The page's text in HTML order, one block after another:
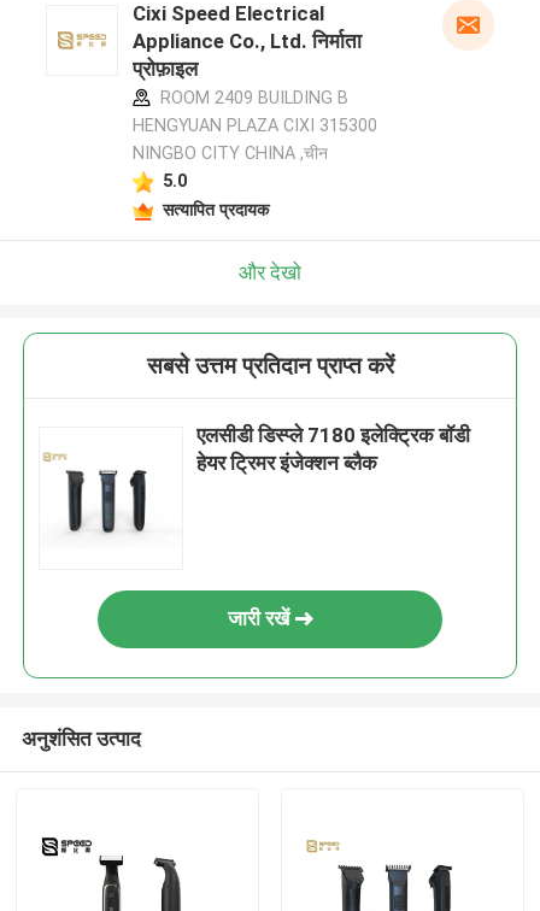
Cixi Speed Electrical
Appliance Co., Ltd. निर्माता
प्रोफ़ाइल
ROOM 2409 BUILDING B
HENGYUAN PLAZA CIXI 315300
NINGBO CITY CHINA ,चीन
5.0
सत्यापित प्रदायक
और देखो
सबसे उत्तम प्रतिदान प्राप्त करें
एलसीडी डिस्प्ले 7180 इलेक्ट्रिक बॉडी
हेयर ट्रिमर इंजेक्शन ब्लैक
जारी रखें
अनुशंसित उत्पाद